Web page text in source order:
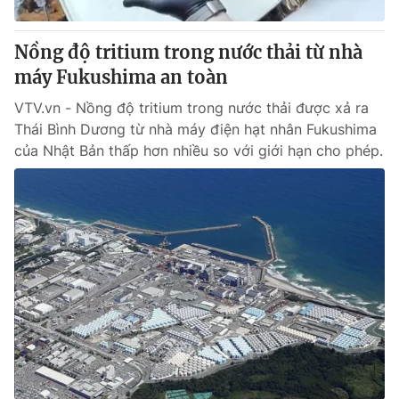
Thị trường 24h Tấm lòng Việt
VTV4 Vươn mình bằng AI
VTV9 VTV8
Liên hệ tòa soạn English
THỜI BÁO VTV
Theo dõi báo trên
Cơ quan chủ quản:Đài Truyền hình Việt Nam
Nồng độ tritium trong nước thải từ nhà
máy Fukushima an toàn
VTV.vn - Nồng độ tritium trong nước thải được xả ra
Thái Bình Dương từ nhà máy điện hạt nhân Fukushima
của Nhật Bản thấp hơn nhiều so với giới hạn cho phép.